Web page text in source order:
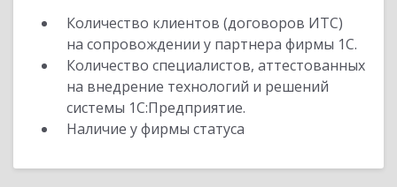
Количество клиентов (договоров ИТС)
на сопровождении у партнера фирмы 1С.
Количество специалистов, аттестованных
на внедрение технологий и решений
системы 1С:Предприятие.
Наличие у фирмы статуса